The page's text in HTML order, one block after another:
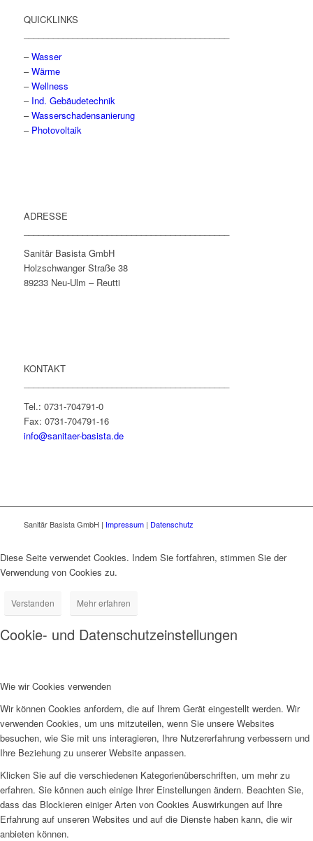
QUICKLINKS
–Wasser
–Wärme
–Wellness
– Ind. Gebäudetechnik
–Wasserschadensanierung
– Photovoltaik
ADRESSE
Sanitär Basista GmbH
Holzschwanger Straße 38
89233 Neu-Ulm – Reutti
KONTAKT
Tel.: 0731-704791-0
Fax: 0731-704791-16
info@sanitaer-basista.de
Sanitär Basista GmbH | Impressum| Datenschutz
Diese Seite verwendet Cookies. Indem Sie fortfahren, stimmen Sie der
Verwendung von Cookies zu.
Verstanden Mehr erfahren
Cookie- und Datenschutzeinstellungen
Wie wir Cookies verwenden
Wir können Cookies anfordern, die auf Ihrem Gerät eingestellt werden. Wir
verwenden Cookies, um uns mitzuteilen, wenn Sie unsere Websites
besuchen, wie Sie mit uns interagieren, Ihre Nutzererfahrung verbessern und
Ihre Beziehung zu unserer Website anpassen.
Klicken Sie auf die verschiedenen Kategorienüberschriften, um mehr zu
erfahren. Sie können auch einige Ihrer Einstellungen ändern. Beachten Sie,
dass das Blockieren einiger Arten von Cookies Auswirkungen auf Ihre
Erfahrung auf unseren Websites und auf die Dienste haben kann, die wir
anbieten können.